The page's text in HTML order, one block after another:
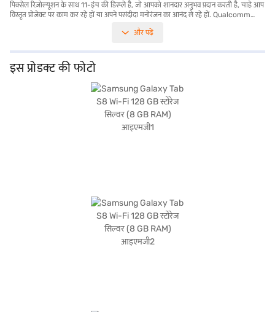
पिक्सेल रिज़ोल्यूशन के साथ 11-इंच की डिस्प्ले है, जो आपको शानदार अनुभव प्रदान करती है, चाहे आप
विस्तृत प्रोजेक्ट पर काम कर रहे हों या अपने पसंदीदा मनोरंजन का आनंद ले रहे हों. Qualcomm
एप्लीकेशन में आसान मल्टीटास्किंग और स्मूथ परफॉर्मेंस सुनिश्चित करता है. हर पल को 13.0 MP +
कॉल के लिए परफेक्ट है. 128 GB की इंटरनल स्टोरेज और 8 GB RAM के साथ, आपके पास सभी
फाइल और एप्लीकेशन के लिए पर्याप्त स्पेस और मेमोरी है. Android 12 ऑपरेटिंग सिस्टम यूज़र-
फ्रेंडली इंटरफेस और ऐप की विस्तृत रेंज तक एक्सेस प्रदान करता है. आपके दिन की पावरफुल बैटरी
8000mAh की है. सिर्फ 0.503 किलोग्राम वजन वाला, स्लीक सिल्वर डिज़ाइन स्टाइलिश और कैरी
करने में आसान दोनों है. 25.38 सेमी की चौड़ाई, 16.53 सेमी ऊंचाई में और 0.63 सेमी की गहराई में,
यह टैबलेट on-the-go उत्पादकता और मनोरंजन के लिए बनाया गया है. खरीदारी करने के लिए
बजाज फाइनेंस पर विकल्पों के बारे में जानें या पार्टनर स्टोर पर जाएं और easy EMIs का लाभ उठाएं.
और पढ़ें
इस प्रोडक्ट की फोटो